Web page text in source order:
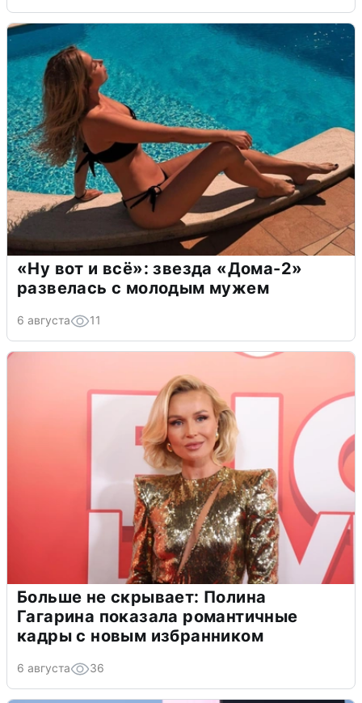
«Ну вот и всё»: звезда «Дома-2»
развелась с молодым мужем
6 августа 11
Больше не скрывает: Полина
Гагарина показала романтичные
кадры с новым избранником
6 августа 36